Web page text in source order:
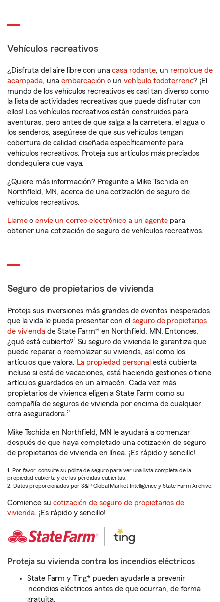
Vehículos recreativos
¿Disfruta del aire libre con una casa rodante, un remolque de
acampada, una embarcación o un vehículo todoterreno? ¡El
mundo de los vehículos recreativos es casi tan diverso como
la lista de actividades recreativas que puede disfrutar con
ellos! Los vehículos recreativos están construidos para
aventuras, pero antes de que salga a la carretera, el agua o
los senderos, asegúrese de que sus vehículos tengan
cobertura de calidad diseñada específicamente para
vehículos recreativos. Proteja sus artículos más preciados
dondequiera que vaya.
¿Quiere más información? Pregunte a Mike Tschida en
Northfield, MN, acerca de una cotización de seguro de
vehículos recreativos.
Llame o envíe un correo electrónico a un agente para
obtener una cotización de seguro de vehículos recreativos.
Seguro de propietarios de vivienda
Proteja sus inversiones más grandes de eventos inesperados
que la vida le pueda presentar con el seguro de propietarios
de vivienda de State Farm® en Northfield, MN. Entonces,
¿qué está cubierto?1 Su seguro de vivienda le garantiza que
puede reparar o reemplazar su vivienda, así como los
artículos que valora. La propiedad personal está cubierta
incluso si está de vacaciones, está haciendo gestiones o tiene
artículos guardados en un almacén. Cada vez más
propietarios de vivienda eligen a State Farm como su
compañía de seguros de vivienda por encima de cualquier
otra aseguradora.2
Mike Tschida en Northfield, MN le ayudará a comenzar
después de que haya completado una cotización de seguro
de propietarios de vivienda en línea. ¡Es rápido y sencillo!
1. Por favor, consulte su póliza de seguro para ver una lista completa de la
propiedad cubierta y de las pérdidas cubiertas.
2. Datos proporcionados por S&P Global Market Intelligence y State Farm Archive.
Comience su cotización de seguro de propietarios de
vivienda. ¡Es rápido y sencillo!
Proteja su vivienda contra los incendios eléctricos
State Farm y Ting* pueden ayudarle a prevenir
incendios eléctricos antes de que ocurran, de forma
gratuita.